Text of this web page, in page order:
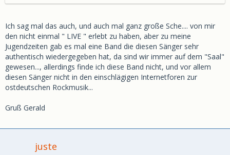
Ich sag mal das auch, und auch mal ganz große Sche.... von mir
den nicht einmal " LIVE " erlebt zu haben, aber zu meine
Jugendzeiten gab es mal eine Band die diesen Sänger sehr
authentisch wiedergegeben hat, da sind wir immer auf dem "Saal"
gewesen..., allerdings finde ich diese Band nicht, und vor allem
diesen Sänger nicht in den einschlägigen Internetforen zur
ostdeutschen Rockmusik...
Gruß Gerald
juste